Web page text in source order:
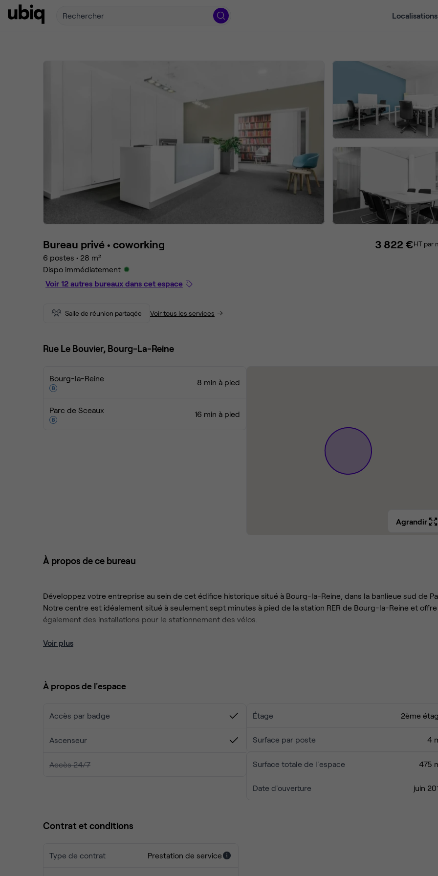
Rechercher Localisations
Bureau privé • coworking
6 postes • 28 m²
Dispo immédiatement
Voir 12 autres bureaux dans cet espace
3 822 €HT par
Salle de réunion partagée Voir tous les services
Rue Le Bouvier, Bourg-La-Reine
Bourg-la-Reine 8 min à pied
Parc de Sceaux 16 min à pied
Agrandir
À propos de ce bureau
Développez votre entreprise au sein de cet édifice historique situé à Bourg-la-Reine, dans la banlieue sud de
Notre centre est idéalement situé à seulement sept minutes à pied de la station RER de Bourg-la-Reine et offre
également des installations pour le stationnement des vélos.
Profitez de la liberté de travailler selon vos préférences, que ce soit sur la terrasse ensoleillée ou dans l'open
Voir plus
À propos de l'espace
Accès par badge
Ascenseur
Accès 24/7
Étage 2ème
Surface par poste 4
Surface totale de l'espace 475
Date d'ouverture juin
Contrat et conditions
Type de contrat Prestation de service